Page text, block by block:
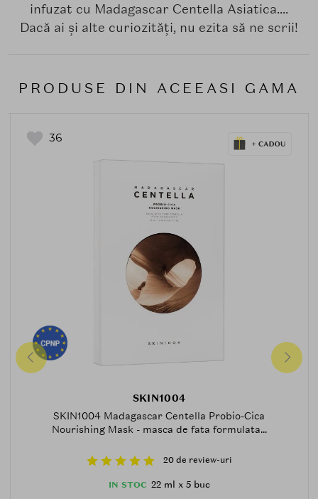
infuzat cu Madagascar Centella Asiatica....
Dacă ai și alte curiozități, nu ezita să ne scrii!
PRODUSE DIN ACEEASI GAMA
36
SKIN1004
SKIN1004 Madagascar Centella Probio-Cica
Nourishing Mask - masca de fata formulata...
20 de review-uri
IN STOC 22 ml x 5 buc